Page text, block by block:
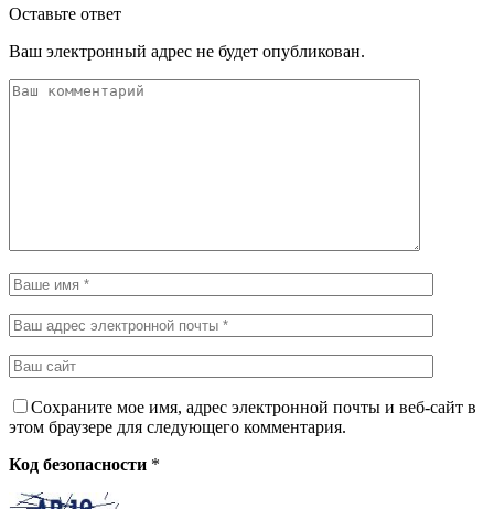
Оставьте ответ
Ваш электронный адрес не будет опубликован.
Сохраните мое имя, адрес электронной почты и веб-сайт в
этом браузере для следующего комментария.
Код безопасности *